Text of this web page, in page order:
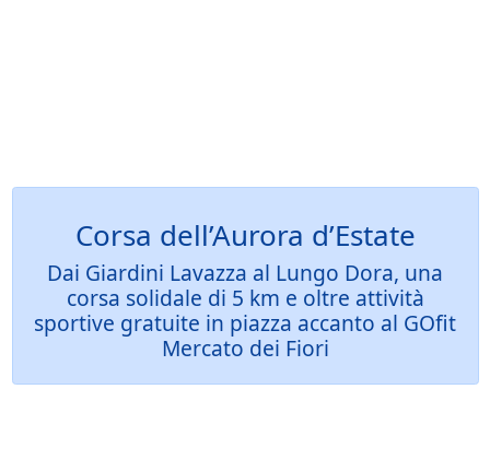
Corsa dell’Aurora d’Estate
Dai Giardini Lavazza al Lungo Dora, una
corsa solidale di 5 km e oltre attività
sportive gratuite in piazza accanto al GOfit
Mercato dei Fiori